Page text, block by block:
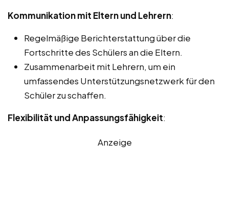
Kommunikation mit Eltern und Lehrern:
Regelmäßige Berichterstattung über die
Fortschritte des Schülers an die Eltern.
Zusammenarbeit mit Lehrern, um ein
umfassendes Unterstützungsnetzwerk für den
Schüler zu schaffen.
Flexibilität und Anpassungsfähigkeit:
Anzeige